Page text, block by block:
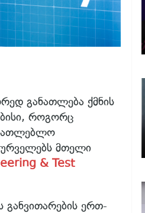
განათლება ქმნის
როგორც
მთელი
& Test
განვითარების ერთ-